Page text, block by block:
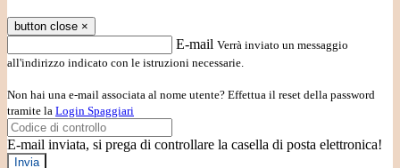
button close ×
E-mail Verrà inviato un messaggio
all'indirizzo indicato con le istruzioni necessarie.
Non hai una e-mail associata al nome utente? Effettua il reset della password
tramite la Login Spaggiari
E-mail inviata, si prega di controllare la casella di posta elettronica!